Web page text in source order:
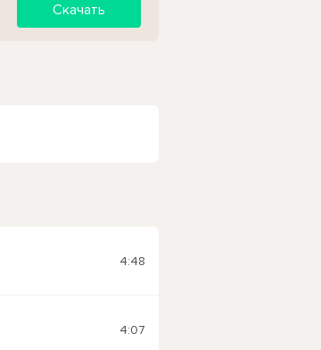
Скачать
4:48
4:07